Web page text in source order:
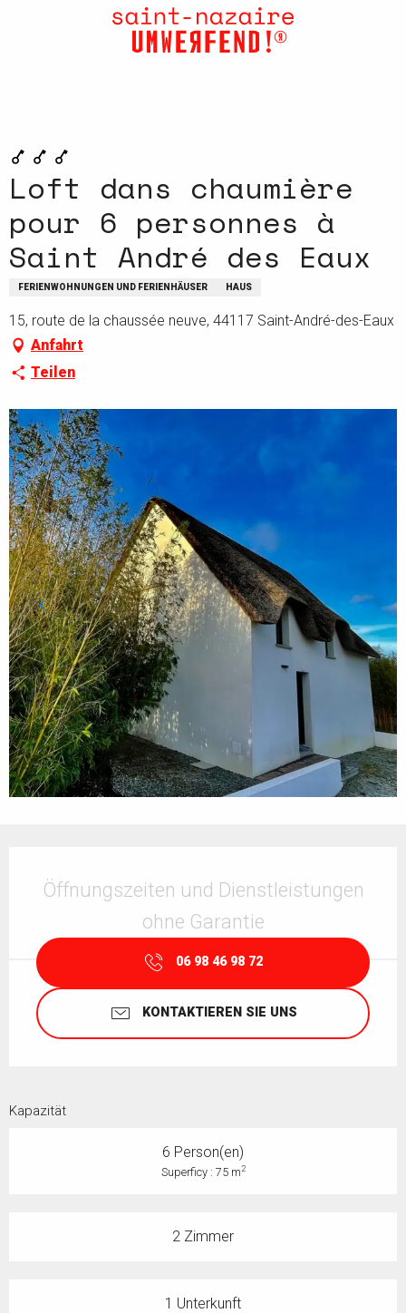
Loft dans chaumière
pour 6 personnes à
Saint André des Eaux
FERIENWOHNUNGEN UND FERIENHÄUSER HAUS
15, route de la chaussée neuve, 44117 Saint-André-des-Eaux
Anfahrt
Teilen
Öffnungszeiten und Dienstleistungen
ohne Garantie
06 98 46 98 72
KONTAKTIEREN SIE UNS
Kapazität
6 Person(en)
Superficy : 75 m2
2 Zimmer
1 Unterkunft